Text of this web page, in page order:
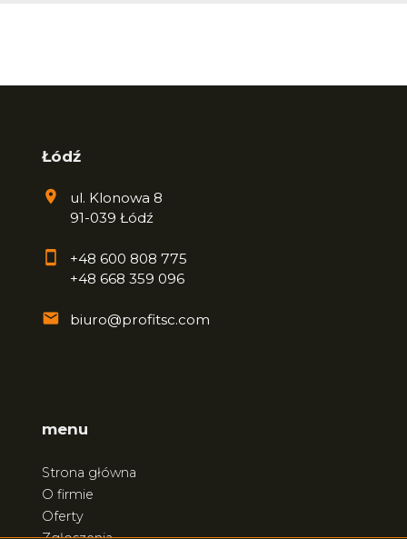
Łódź
ul. Klonowa 8
91-039 Łódź
+48 600 808 775
+48 668 359 096
biuro@profitsc.com
menu
Strona główna
O firmie
Oferty